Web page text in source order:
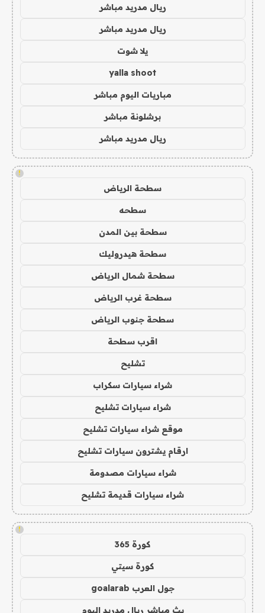
ريال مدريد مباشر
ريال مدريد مباشر
يلا شوت
yalla shoot
مباريات اليوم مباشر
برشلونة مباشر
ريال مدريد مباشر
!
سطحة الرياض
سطحه
سطحة بين المدن
سطحة هيدروليك
سطحة شمال الرياض
سطحة غرب الرياض
سطحة جنوب الرياض
اقرب سطحة
تشليح
شراء سيارات سكراب
شراء سيارات تشليح
موقع شراء سيارات تشليح
ارقام يشترون سيارات تشليح
شراء سيارات مصدومة
شراء سيارات قديمة تشليح
!
كورة 365
كورة سيتي
جول العرب goalarab
بث مباشر ريال مدريد اليوم